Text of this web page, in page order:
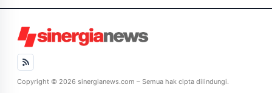
Copyright © 2026 sinergianews.com – Semua hak cipta dilindungi.